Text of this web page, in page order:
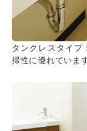
タンクレスタイプ
掃性に優れています